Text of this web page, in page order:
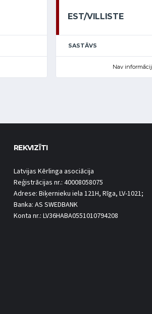
EST/VILLISTE
SASTĀVS
Nav
REKVIZĪTI
Latvijas Kērlinga asociācija
Reģistrācijas nr.: 40008058075
Adrese: Biķernieku iela 121H, Rīga, LV-1021;
Banka: AS SWEDBANK
Konta nr.: LV36HABA0551010794208